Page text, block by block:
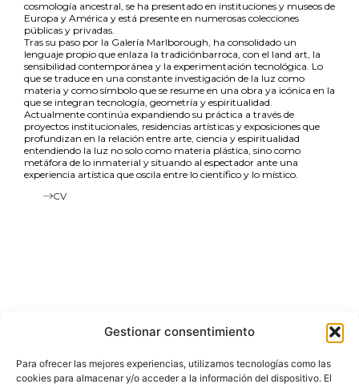
Gestionar consentimiento
Para ofrecer las mejores experiencias, utilizamos tecnologías como las
cookies para almacenar y/o acceder a la información del dispositivo. El
cosmología ancestral, se ha presentado en instituciones y museos de
Europa y América y está presente en numerosas colecciones
públicas y privadas.
Tras su paso por la Galería Marlborough, ha consolidado un
lenguaje propio que enlaza la tradiciónbarroca, con el land art, la
sensibilidad contemporánea y la experimentación tecnológica. Lo
que se traduce en una constante investigación de la luz como
materia y como símbolo que se resume en una obra ya icónica en la
que se integran tecnología, geometría y espiritualidad.
Actualmente continúa expandiendo su práctica a través de
proyectos institucionales, residencias artísticas y exposiciones que
profundizan en la relación entre arte, ciencia y espiritualidad
entendiendo la luz no solo como materia plástica, sino como
metáfora de lo inmaterial y situando al espectador ante una
experiencia artística que oscila entre lo científico y lo místico.
CV
+34 674 849 681